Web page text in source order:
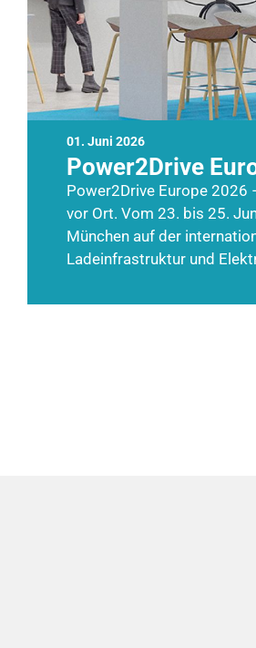
01. Juni 2026
Power2Drive
Power2Drive Europe 2026
vor Ort. Vom 23. bis 25.
München auf der
Ladeinfrastruktur und